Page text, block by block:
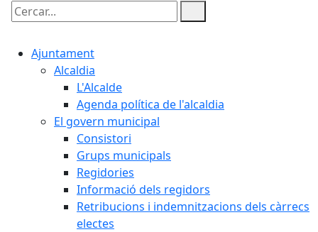
Cercar:
Ajuntament
Alcaldia
L'Alcalde
Agenda política de l'alcaldia
El govern municipal
Consistori
Grups municipals
Regidories
Informació dels regidors
Retribucions i indemnitzacions dels càrrecs
electes